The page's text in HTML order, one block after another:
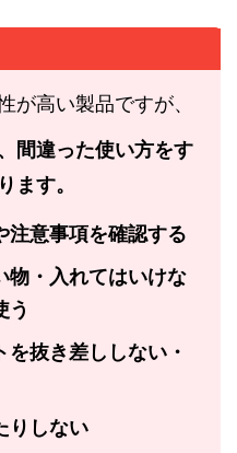
が高い製品ですが、
間違った使い方をす
ます。
注意事項を確認する
物・入れてはいけな
う
を抜き差ししない・
りしない